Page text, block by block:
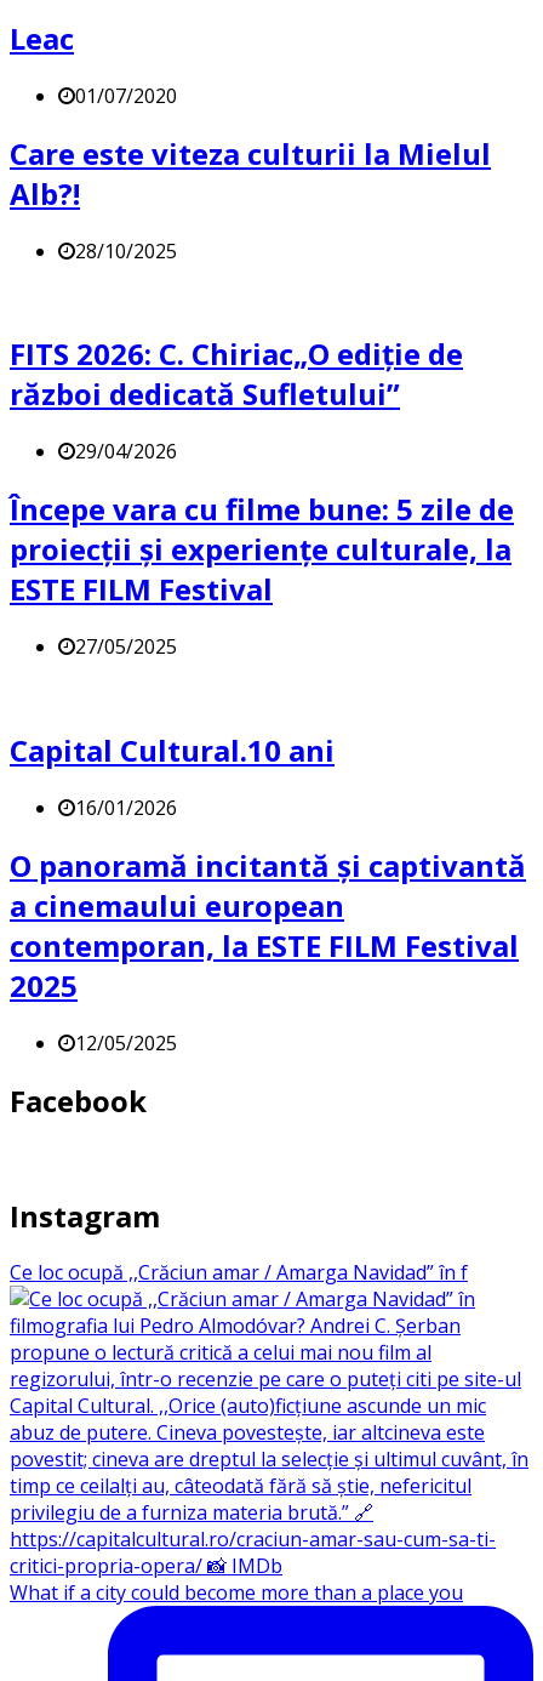
Leac
01/07/2020
Care este viteza culturii la Mielul
Alb?!
28/10/2025
FITS 2026: C. Chiriac„O ediție de
război dedicată Sufletului”
29/04/2026
Începe vara cu filme bune: 5 zile de
proiecții și experiențe culturale, la
ESTE FILM Festival
27/05/2025
Capital Cultural.10 ani
16/01/2026
O panoramă incitantă și captivantă
a cinemaului european
contemporan, la ESTE FILM Festival
2025
12/05/2025
Facebook
Instagram
Ce loc ocupă ,,Crăciun amar / Amarga Navidad” în f
What if a city could become more than a place you